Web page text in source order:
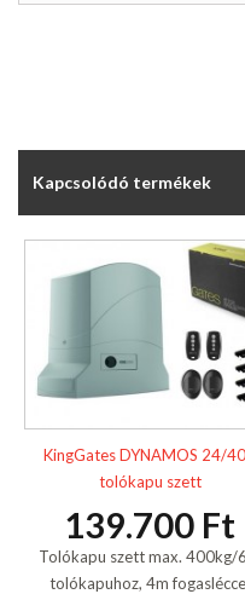
Kapcsolódó termékek
KingGates DYNAMOS 24/
tolókapu szett
139.700 Ft
Tolókapu szett max. 400kg/
tolókapuhoz, 4m